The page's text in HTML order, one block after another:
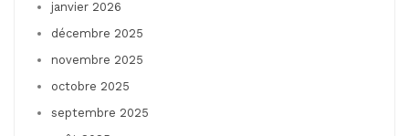
janvier 2026
décembre 2025
novembre 2025
octobre 2025
septembre 2025